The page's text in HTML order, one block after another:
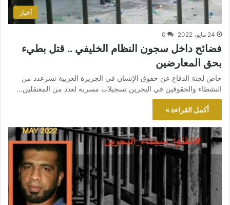
أخبار
24 مايو، 2022 0
فضائح داخل سجون النظام الخليفي .. قتل بطيء
بحق المعارضين
خاص لجنة الدفاع عن حقوق الإنسان في الجزيرة العربية نشرعدد من
النشطاء والحقوقين في البحرين تسجيلات مسربة لعدد من المعتقلين…
أكمل القراءة »